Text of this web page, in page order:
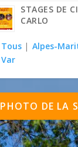
STAGES DE
CARLO
Tous | Alpes-
Var
PHOTO DE LA